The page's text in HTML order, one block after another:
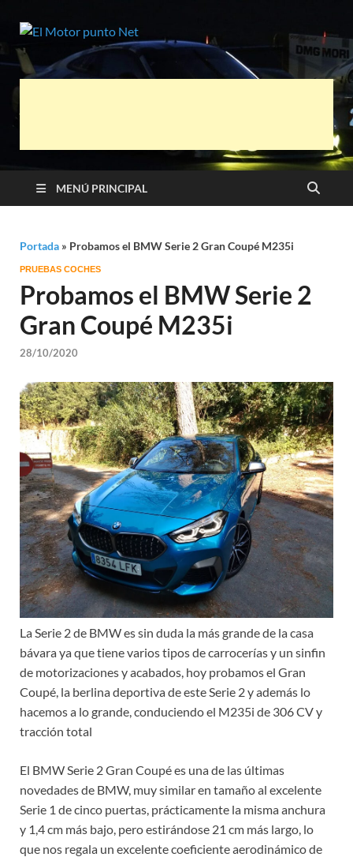
El Motor
punto Net
Información sobre novedades y pruebas
de Automóviles
MENÚ PRINCIPAL
Portada » Probamos el BMW Serie 2 Gran Coupé M235i
PRUEBAS COCHES
Probamos el BMW Serie 2
Gran Coupé M235i
28/10/2020
La Serie 2 de BMW es sin duda la más grande de la casa
bávara ya que tiene varios tipos de carrocerías y un sinfin
de motorizaciones y acabados, hoy probamos el Gran
Coupé, la berlina deportiva de este Serie 2 y además lo
hacemos a lo grande, conduciendo el M235i de 306 CV y
tracción total
El BMW Serie 2 Gran Coupé es una de las últimas
novedades de BMW, muy similar en tamaño al excelente
Serie 1 de cinco puertas, prácticamente la misma anchura
y 1,4 cm más bajo, pero estirándose 21 cm más largo, lo
que nos regala un excelente coeficiente aerodinámico de